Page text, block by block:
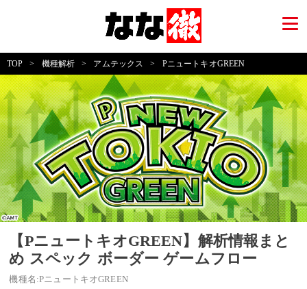
TOP > 機種解析 > アムテックス > PニュートキオGREEN
【PニュートキオGREEN】解析情報まと
め スペック ボーダー ゲームフロー
機種名:PニュートキオGREEN